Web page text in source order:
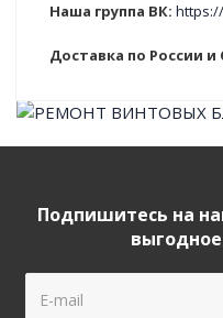
Наша группа ВК:
Доставка по России и
Подпишитесь на